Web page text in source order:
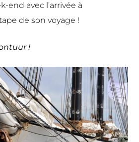
end avec l’arrivée à
de son voyage !
!